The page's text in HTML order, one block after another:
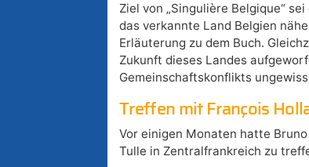
Ziel von „Singulière Belgique“
das verkannte Land Belgien
Erläuterung zu dem Buch.
Zukunft dieses Landes
Gemeinschaftskonflikts
Treffen mit François
Vor einigen Monaten hatte
Tulle in Zentralfrankreich zu